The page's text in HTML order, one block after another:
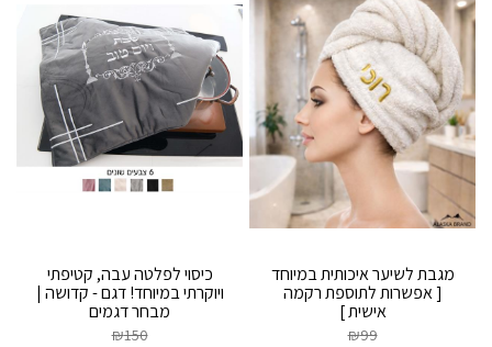
מגבת לשיער איכותית במיוחד
[ אפשרות לתוספת רקמה
אישית ]
₪99
כיסוי לפלטה עבה, קטיפתי
ויוקרתי במיוחד! דגם - קדושה |
מבחר דגמים
₪150